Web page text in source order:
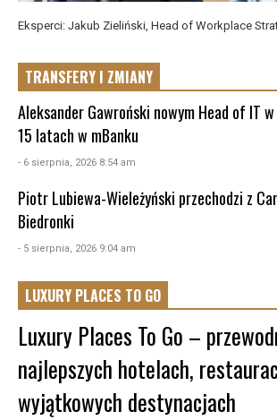
Eksperci: Jakub Zieliński, Head of Workplace
TRANSFERY I ZMIANY
Aleksander Gawroński nowym Head of IT
15 latach w mBanku
- 6 sierpnia, 2026 8:54 am
Piotr Lubiewa-Wieleżyński przechodzi z
Biedronki
- 5 sierpnia, 2026 9:04 am
LUXURY PLACES TO GO
Luxury Places To Go –
najlepszych hotelach,
wyjątkowych destynacjach